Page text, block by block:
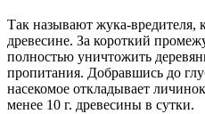
Так называют жука-вредителя,
древесине. За короткий
полностью уничтожить
пропитания. Добравшись до
насекомое откладывает
менее 10 г. древесины в сутки.